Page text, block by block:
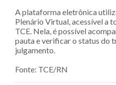
A plataforma eletrônica
Plenário Virtual, acessível a
TCE. Nela, é possível
pauta e verificar o status do
julgamento.
Fonte: TCE/RN